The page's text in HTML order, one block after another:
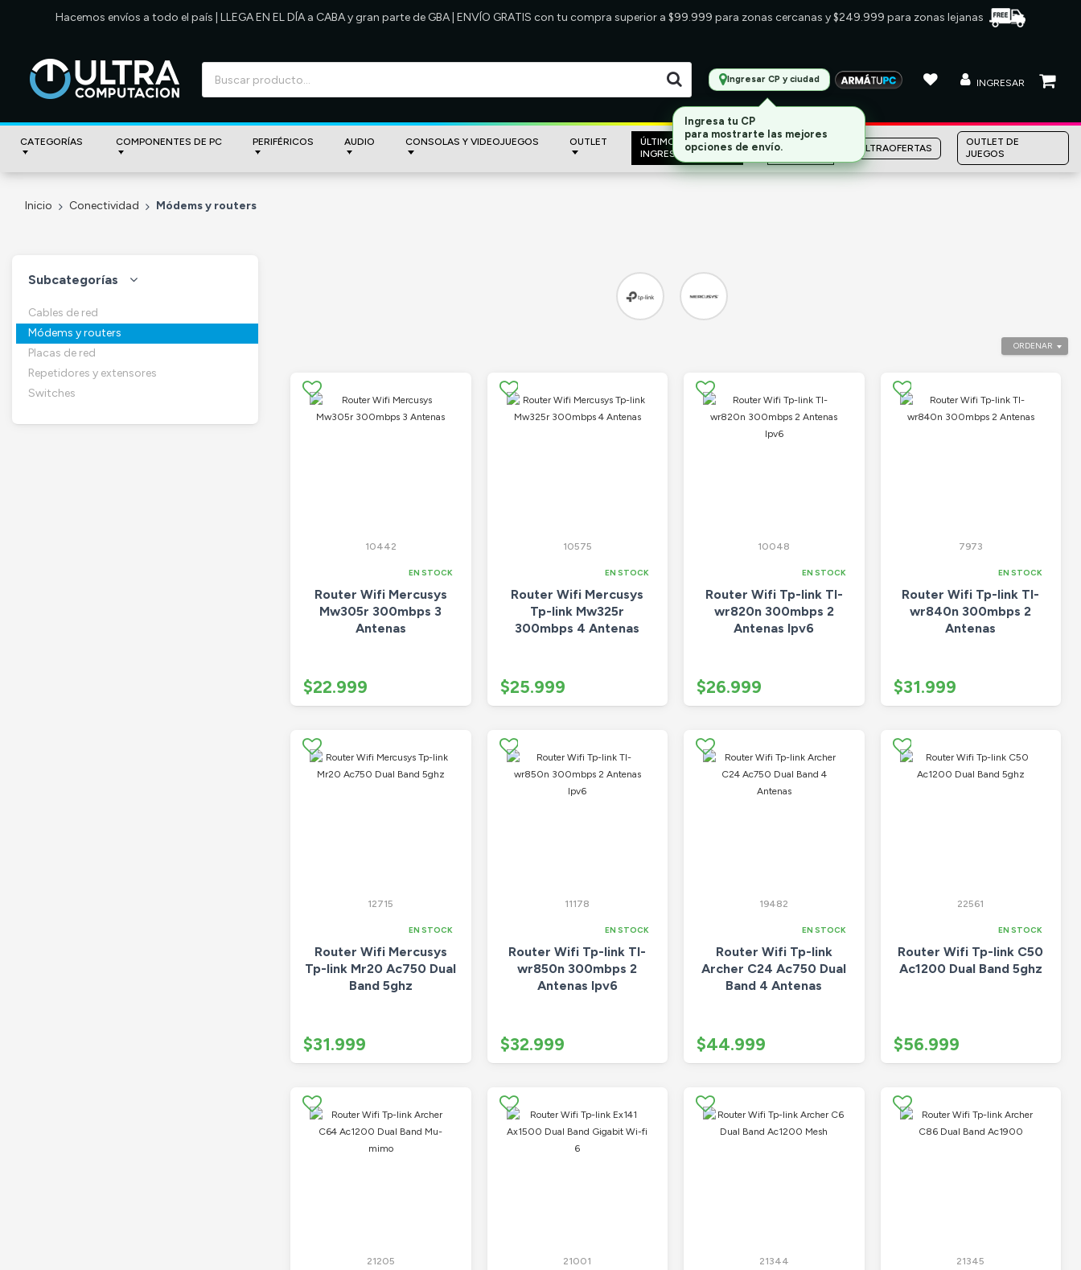
Hacemos envíos a todo el país | LLEGA EN EL DÍA a CABA y gran parte de GBA | ENVÍO GRATIS con tu compra superior a $99.999 para zonas cercanas y $249.999 para zonas lejanas
Ingresar CP y ciudad INGRESAR
CATEGORÍAS COMPONENTES DE PC PERIFÉRICOS AUDIO CONSOLAS Y VIDEOJUEGOS OUTLET
ÚLTIMOS
INGRESOS
MARCAS
ULTRAOFERTAS
OUTLET DE
JUEGOS
Inicio Conectividad Módems y routers
Subcategorías
Cables de red
Módems y routers
Placas de red
Repetidores y extensores
Switches
ORDENAR
10442
EN STOCK
Router Wifi Mercusys
Mw305r 300mbps 3
Antenas
$22.999
10575
EN STOCK
Router Wifi Mercusys
Tp-link Mw325r
300mbps 4 Antenas
$25.999
10048
EN STOCK
Router Wifi Tp-link Tl-
wr820n 300mbps 2
Antenas Ipv6
$26.999
7973
EN STOCK
Router Wifi Tp-link Tl-
wr840n 300mbps 2
Antenas
$31.999
12715
EN STOCK
Router Wifi Mercusys
Tp-link Mr20 Ac750 Dual
Band 5ghz
$31.999
11178
EN STOCK
Router Wifi Tp-link Tl-
wr850n 300mbps 2
Antenas Ipv6
$32.999
19482
EN STOCK
Router Wifi Tp-link
Archer C24 Ac750 Dual
Band 4 Antenas
$44.999
22561
EN STOCK
Router Wifi Tp-link C50
Ac1200 Dual Band 5ghz
$56.999
21205 21001 21344 21345